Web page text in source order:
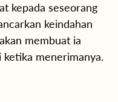
kepada seseorang
keindahan
membuat ia
menerimanya.